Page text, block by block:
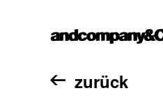
home
zurück